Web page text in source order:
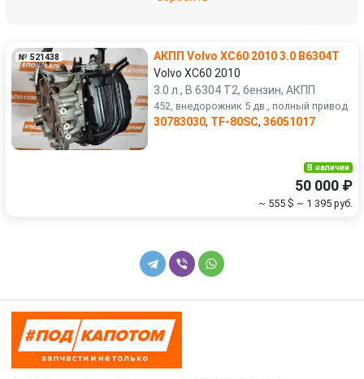
Volvo
№ 521438
АКПП Volvo XC60 2010 3.0 B6304T
Volvo XC60 2010
3.0 л., B 6304 T2, бензин, АКПП
452, внедорожник 5 дв., полный привод
30783030, TF-80SC, 36051017
В наличии
50 000 ₽
~ 555 $ ~ 1 395 руб.